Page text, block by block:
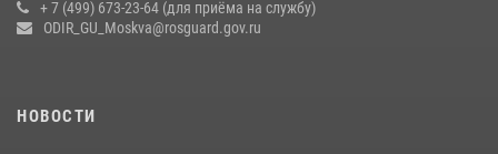
Центральный округ Росгвардии отмечает 105-летие
+ 7 (499) 673-23-64 (для приёма на службу)
ODIR_GU_Moskva@rosguard.gov.ru
НОВОСТИ